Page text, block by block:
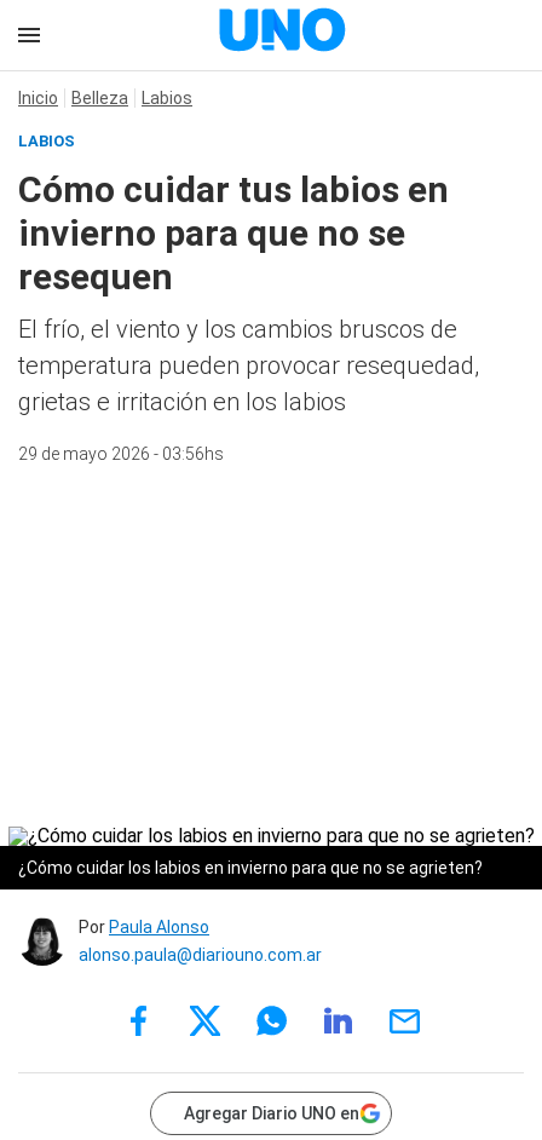
Inicio Belleza Labios
LABIOS
Cómo cuidar tus labios en
invierno para que no se
resequen
El frío, el viento y los cambios bruscos de
temperatura pueden provocar resequedad,
grietas e irritación en los labios
29 de mayo 2026 - 03:56hs
¿Cómo cuidar los labios en invierno para que no se agrieten?
Por Paula Alonso
alonso.paula@diariouno.com.ar
Agregar Diario UNO en